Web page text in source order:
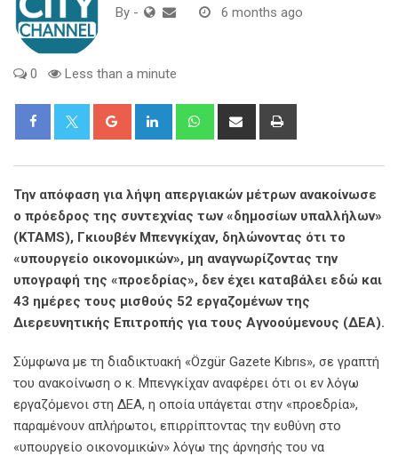
By - 6 months ago
0 Less than a minute
Google+ LinkedIn WhatsappShare
Την απόφαση για λήψη απεργιακών μέτρων ανακοίνωσε
ο πρόεδρος της συντεχνίας των «δημοσίων υπαλλήλων»
(KTAMS), Γκιουβέν Μπενγκίχαν, δηλώνοντας ότι το
«υπουργείο οικονομικών», μη αναγνωρίζοντας την
υπογραφή της «προεδρίας», δεν έχει καταβάλει εδώ και
43 ημέρες τους μισθούς 52 εργαζομένων της
Διερευνητικής Επιτροπής για τους Αγνοούμενους (ΔΕΑ).
Σύμφωνα με τη διαδικτυακή «Özgür Gazete Kıbrıs», σε γραπτή
του ανακοίνωση ο κ. Μπενγκίχαν αναφέρει ότι οι εν λόγω
εργαζόμενοι στη ΔΕΑ, η οποία υπάγεται στην «προεδρία»,
παραμένουν απλήρωτοι, επιρρίπτοντας την ευθύνη στο
«υπουργείο οικονομικών» λόγω της άρνησής του να